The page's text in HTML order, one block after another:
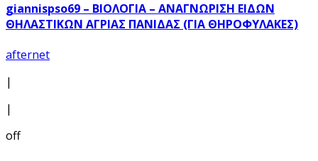
giannispso69 – ΒΙΟΛΟΓΙΑ – ΑΝΑΓΝΩΡΙΣΗ ΕΙΔΩΝ
ΘΗΛΑΣΤΙΚΩΝ ΑΓΡΙΑΣ ΠΑΝΙΔΑΣ (ΓΙΑ ΘΗΡΟΦΥΛΑΚΕΣ)
afternet
|
|
off